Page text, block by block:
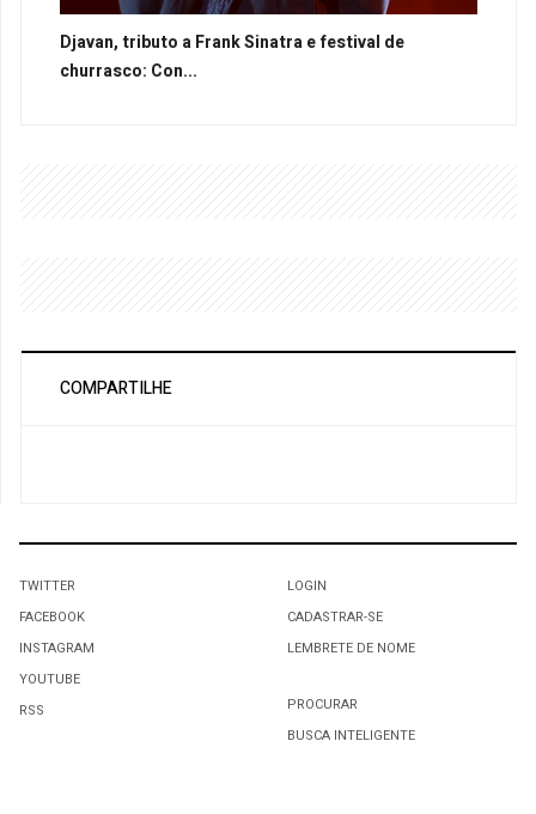
Djavan, tributo a Frank Sinatra e festival de
churrasco: Con...
COMPARTILHE
TWITTER
FACEBOOK
INSTAGRAM
YOUTUBE
RSS
LOGIN
CADASTRAR-SE
LEMBRETE DE NOME
PROCURAR
BUSCA INTELIGENTE